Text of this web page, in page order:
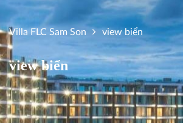
Villa FLC Sam Son view biển
view biển